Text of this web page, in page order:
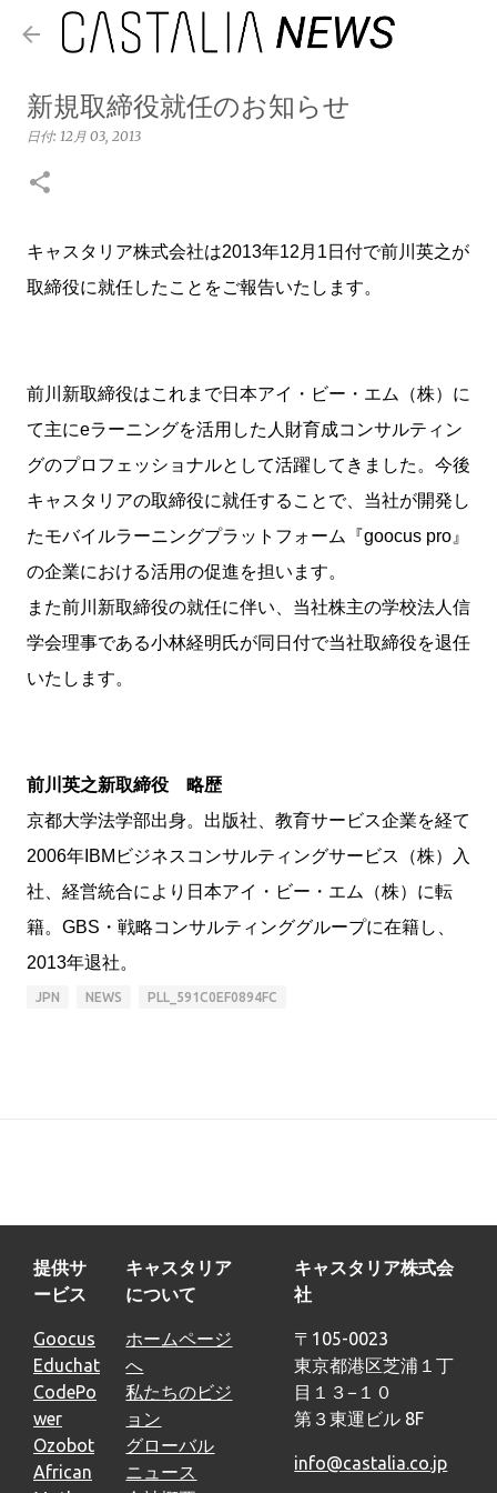
スキップしてメイン コンテンツに移動
新規取締役就任のお知らせ
日付: 12月 03, 2013
キャスタリア株式会社は2013年12月1日付で前川英之が
取締役に就任したことをご報告いたします。
前川新取締役はこれまで日本アイ・ビー・エム（株）に
て主にeラーニングを活用した人財育成コンサルティン
グのプロフェッショナルとして活躍してきました。今後
キャスタリアの取締役に就任することで、当社が開発し
たモバイルラーニングプラットフォーム『goocus pro』
の企業における活用の促進を担います。
また前川新取締役の就任に伴い、当社株主の学校法人信
学会理事である小林経明氏が同日付で当社取締役を退任
いたします。
前川英之新取締役 略歴
京都大学法学部出身。出版社、教育サービス企業を経て
2006年IBMビジネスコンサルティングサービス（株）入
社、経営統合により日本アイ・ビー・エム（株）に転
籍。GBS・戦略コンサルティンググループに在籍し、
2013年退社。
JPN NEWS PLL_591C0EF0894FC
提供サ
ービス
Goocus
Educhat
CodePo
wer
Ozobot
African
キャスタリア
について
ホームページ
へ
私たちのビジ
ョン
グローバル
ニュース
キャスタリア株式会
社
〒105-0023
東京都港区芝浦１丁
目１３−１０
第３東運ビル 8F
info@castalia.co.jp